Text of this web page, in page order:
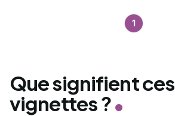
1
Que signifient ces
vignettes ?